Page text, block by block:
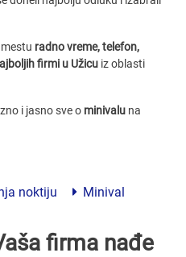
radno vreme, telefon,
firmi u Užicu iz oblasti
i jasno sve o minivalu na
noktiju Minival
firma nađe